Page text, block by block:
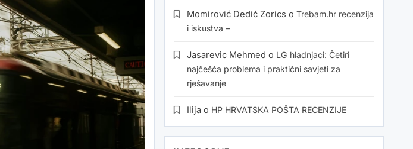
Momirović Dedić Zorics o Trebam.hr recenzija
i iskustva –
Jasarevic Mehmed o LG hladnjaci: Četiri
najčešća problema i praktični savjeti za
rješavanje
Ilija o HP HRVATSKA POŠTA RECENZIJE